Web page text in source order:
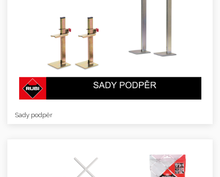
Sady podpěr